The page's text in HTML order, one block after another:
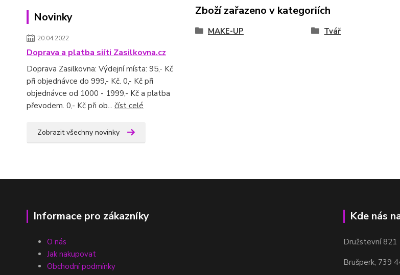
Novinky
20.04.2022
Doprava a platba siíti Zasilkovna.cz
Doprava Zasilkovna: Výdejní místa: 95,- Kč
při objednávce do 999,- Kč. 0,- Kč při
objednávce od 1000 - 1999,- Kč a platba
převodem. 0,- Kč při ob... číst celé
Zobrazit všechny novinky
Zboží zařazeno v kategoriích
MAKE-UP Tvář
Informace pro zákazníky
O nás
Jak nakupovat
Obchodní podmínky
Kde nás
Družstevní 821
Brušperk, 739